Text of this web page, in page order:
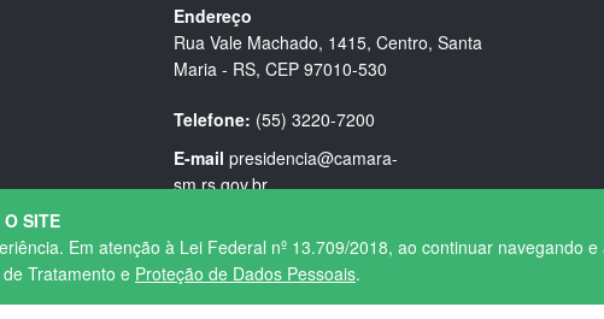
SITE
Em atenção à Lei Federal nº 13.709/2018, ao continuar navegando e
Tratamento e Proteção de Dados Pessoais.
Endereço
Rua Vale Machado, 1415, Centro, Santa
Maria - RS, CEP 97010-530
Telefone: (55) 3220-7200
E-mail presidencia@camara-
sm.rs.gov.br